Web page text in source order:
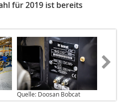
für 2019 ist bereits
Quelle: Doosan Bobcat